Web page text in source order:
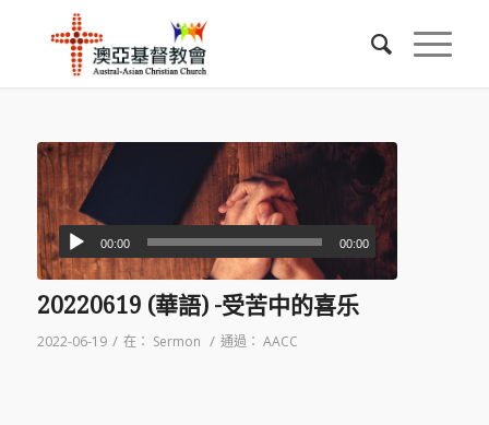
00:00 00:00
20220619 (華語) -受苦中的喜乐
2022-06-19 / 在： Sermon / 通過： AACC